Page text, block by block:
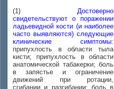
(1) Достоверно
свидетельствуют о поражении
ладьевидной кости (и наиболее
часто выявляются) следующие
клинические симптомы:
припухлость в области тыла
кисти; припухлость в области
анатомической табакерки; боль
в запястье и ограничение
движений при ротации,
сгибании и разгибании; боль в